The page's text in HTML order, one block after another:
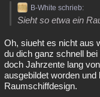
B-White schrieb:
Sieht so etwa ein
Oh, siueht es nicht aus
du dich ganz schnell
doch Jahrzente lang
ausgebildet worden
Raumschiffdesign.